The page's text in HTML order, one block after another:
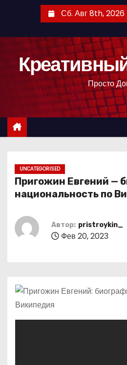
с
Сб. Авг 8th, 2026
Просто
UNCATEGORISED
Пригожин Евгений —
национальность по
Автор: pristroykin_
Фев 20, 2023